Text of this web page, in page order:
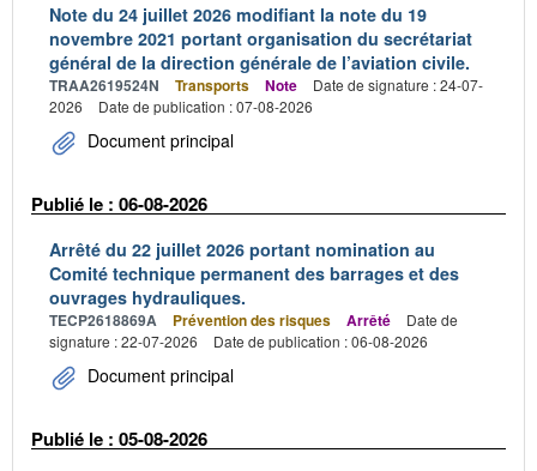
Note du 24 juillet 2026 modifiant la note du 19
novembre 2021 portant organisation du secrétariat
général de la direction générale de l’aviation civile.
TRAA2619524N Transports Note
Date de signature : 24-07-
2026
Date de publication : 07-08-2026
Document principal
Publié le : 06-08-2026
Arrêté du 22 juillet 2026 portant nomination au
Comité technique permanent des barrages et des
ouvrages hydrauliques.
TECP2618869A Prévention des risques Arrêté
Date de
signature : 22-07-2026
Date de publication : 06-08-2026
Document principal
Publié le : 05-08-2026